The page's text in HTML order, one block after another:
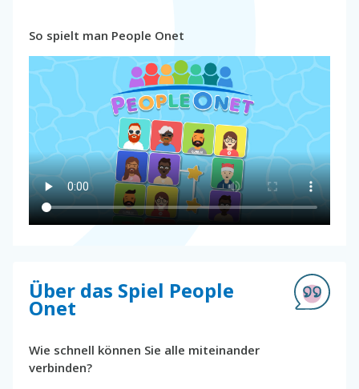
So spielt man People Onet
Über das Spiel People
Onet
Wie schnell können Sie alle miteinander
verbinden?